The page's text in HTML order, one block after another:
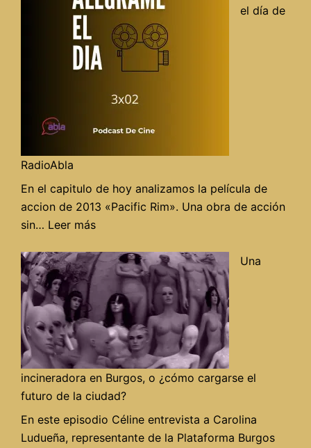
del
el día de
RadioAbla
En el capitulo de hoy analizamos la película de
accion de 2013 «Pacific Rim». Una obra de acción
sin… Leer más:
rim»
en
Alegrame
día
de
RadioAbla
Una
incineradora en Burgos, o ¿cómo cargarse el
futuro de la ciudad?
En este episodio Céline entrevista a Carolina
Ludueña, representante de la Plataforma Burgos